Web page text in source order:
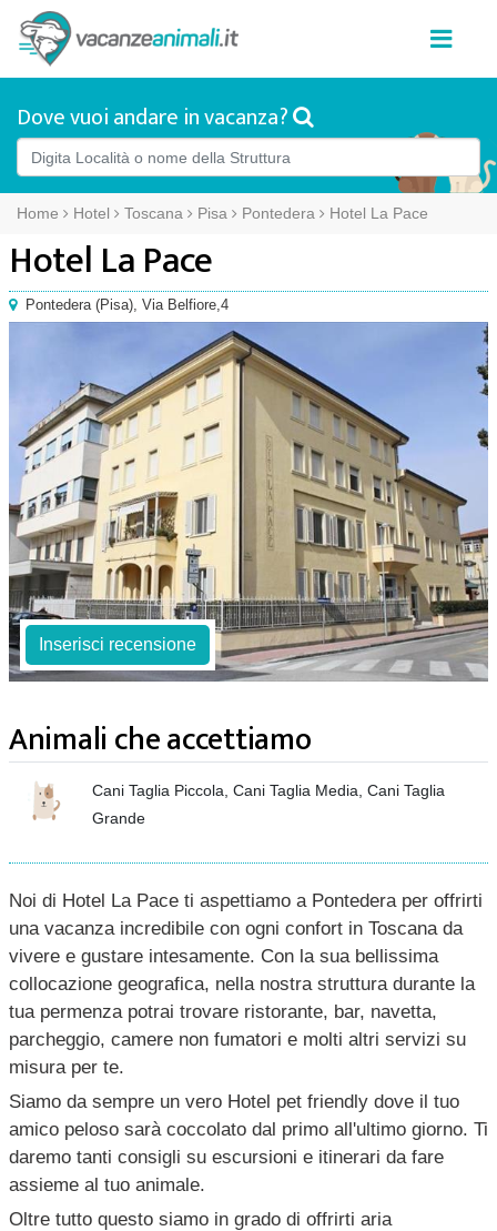
Dove vuoi andare in vacanza?
Home Hotel Toscana Pisa Pontedera Hotel La Pace
Hotel La Pace
Pontedera(Pisa), Via Belfiore,4
Inserisci recensione
Animali che accettiamo
Cani Taglia Piccola, Cani Taglia Media, Cani Taglia
Grande
Noi di Hotel La Pace ti aspettiamo a Pontedera per offrirti
una vacanza incredibile con ogni confort in Toscana da
vivere e gustare intesamente. Con la sua bellissima
collocazione geografica, nella nostra struttura durante la
tua permenza potrai trovare ristorante, bar, navetta,
parcheggio, camere non fumatori e molti altri servizi su
misura per te.
Siamo da sempre un vero Hotel pet friendly dove il tuo
amico peloso sarà coccolato dal primo all'ultimo giorno. Ti
daremo tanti consigli su escursioni e itinerari da fare
assieme al tuo animale.
Oltre tutto questo siamo in grado di offrirti aria